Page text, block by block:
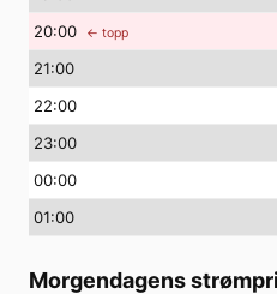
20:00 ← topp
21:00
22:00
23:00
00:00
01:00
Morgendagens